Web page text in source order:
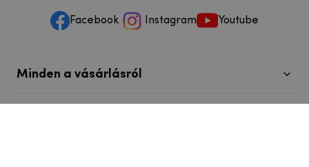
Facebook Instagram Youtube
Minden a vásárlásról